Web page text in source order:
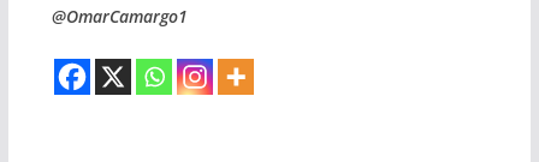
@OmarCamargo1